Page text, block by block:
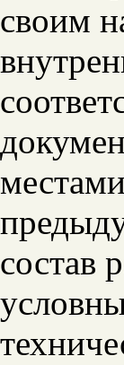
своим
состав